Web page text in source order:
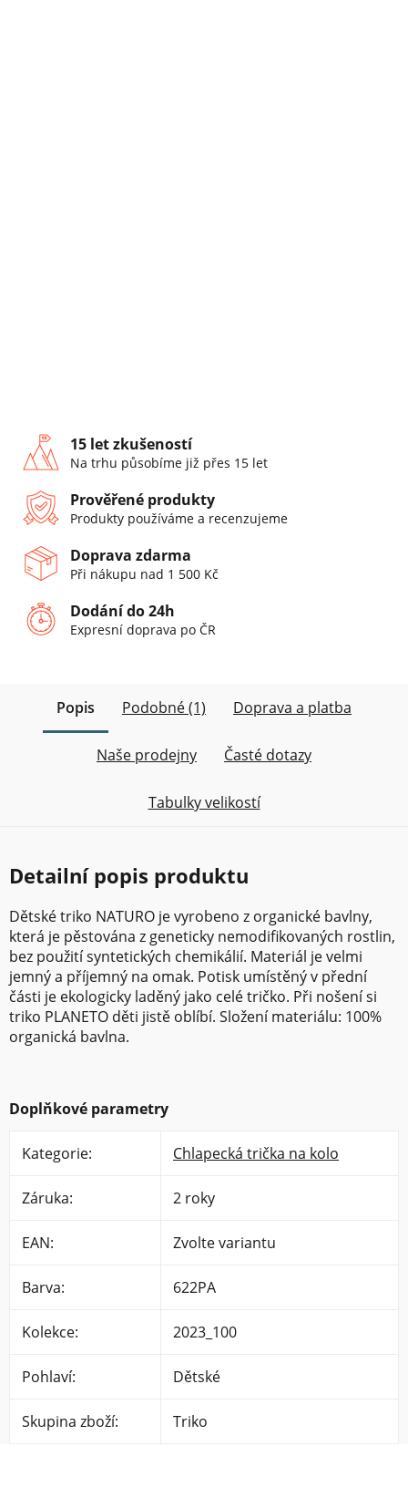
15 let zkušeností
Na trhu působíme již přes 15 let
Prověřené produkty
Produkty používáme a recenzujeme
Doprava zdarma
Při nákupu nad 1 500 Kč
Dodání do 24h
Expresní doprava po ČR
Popis Podobné (1) Doprava a platba
Naše prodejny Časté dotazy
Tabulky velikostí
Detailní popis produktu
Dětské triko NATURO je vyrobeno z organické bavlny,
která je pěstována z geneticky nemodifikovaných rostlin,
bez použití syntetických chemikálií. Materiál je velmi
jemný a příjemný na omak. Potisk umístěný v přední
části je ekologicky laděný jako celé tričko. Při nošení si
triko PLANETO děti jistě oblíbí. Složení materiálu: 100%
organická bavlna.
Doplňkové parametry
Kategorie: Chlapecká trička na kolo
Záruka: 2 roky
EAN: Zvolte variantu
Barva: 622PA
Kolekce: 2023_100
Pohlaví: Dětské
Skupina zboží: Triko